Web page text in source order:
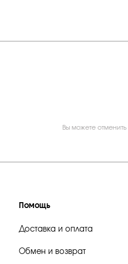
Вы можете
Помощь
Доставка и оплата
Обмен и возврат